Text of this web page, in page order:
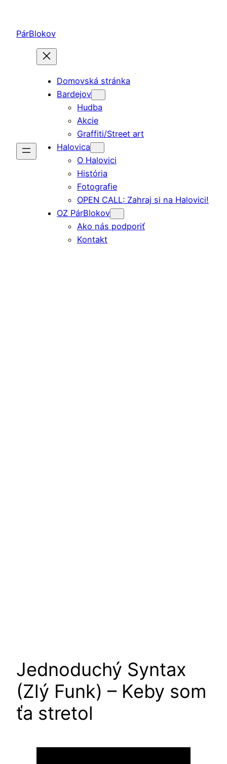
obsah
PárBlokov
Domovská stránka
Bardejov
Hudba
Akcie
Graffiti/Street art
Halovica
O Halovici
História
Fotografie
OPEN CALL: Zahraj si na Halovici!
OZ PárBlokov
Ako nás podporiť
Kontakt
Jednoduchý Syntax
(Zlý Funk) – Keby som
ťa stretol